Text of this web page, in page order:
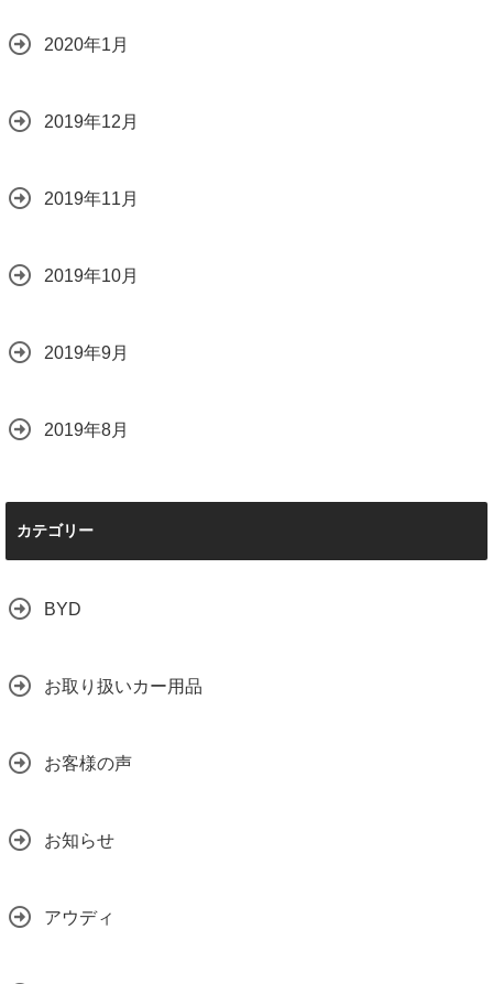
2020年1月
2019年12月
2019年11月
2019年10月
2019年9月
2019年8月
カテゴリー
BYD
お取り扱いカー用品
お客様の声
お知らせ
アウディ